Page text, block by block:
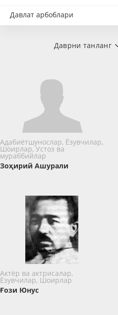
Давлат арбоблари
Даврни танланг
Адабиётшунослар, Ёзувчилар,
Шоирлар, Устоз ва
мураббийлар
Зоҳирий Ашурали
Актёр ва актрисалар,
Ёзувчилар, Шоирлар
Ғози Юнус